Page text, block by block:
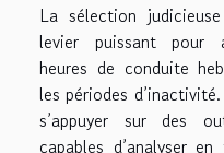
La sélection
levier puissant pour
heures de conduite
les périodes
s’appuyer sur des
capables d’analyser